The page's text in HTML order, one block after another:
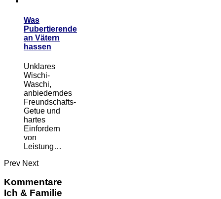
Was
Pubertierende
an Vätern
hassen
Unklares
Wischi-
Waschi,
anbiederndes
Freundschafts-
Getue und
hartes
Einfordern
von
Leistung…
Prev Next
Kommentare
Ich & Familie